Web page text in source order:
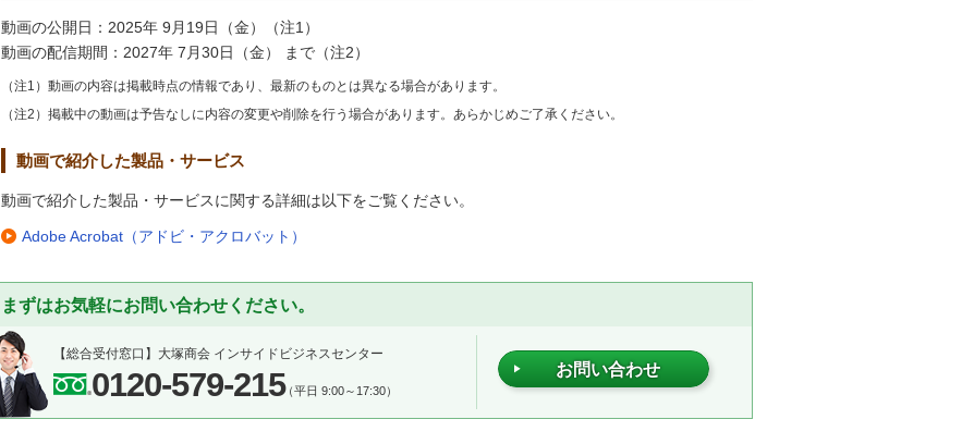
動画の公開日：2025年 9月19日（金）（注1）
動画の配信期間：2027年 7月30日（金） まで（注2）
（注1）動画の内容は掲載時点の情報であり、最新のものとは異なる場合があります。
（注2）掲載中の動画は予告なしに内容の変更や削除を行う場合があります。あらかじめご了承ください。
動画で紹介した製品・サービス
動画で紹介した製品・サービスに関する詳細は以下をご覧ください。
Adobe Acrobat（アドビ・アクロバット）
まずはお気軽にお問い合わせください。
【総合受付窓口】 大塚商会 インサイドビジネスセンター
0120-579-215（平日 9:00～17:30）
お問い合わせ